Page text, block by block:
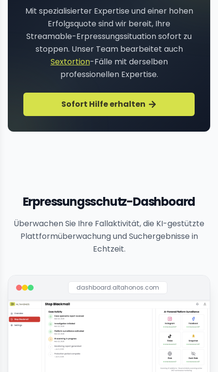
Mit spezialisierter Expertise und einer hohen
Erfolgsquote sind wir bereit, Ihre
Streamable-Erpressungssituation sofort zu
stoppen. Unser Team bearbeitet auch
Sextortion-Fälle mit derselben
professionellen Expertise.
Sofort Hilfe erhalten
Erpressungsschutz-Dashboard
Überwachen Sie Ihre Fallaktivität, die KI-gestützte
Plattformüberwachung und Suchergebnisse in
Echtzeit.
dashboard.altahonos.com